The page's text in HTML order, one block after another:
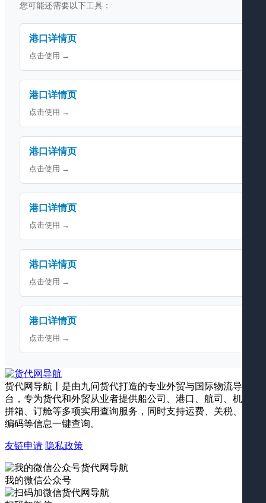
您可能还需要以下工具：
港口详情页
点击使用 →
港口详情页
点击使用 →
港口详情页
点击使用 →
港口详情页
点击使用 →
港口详情页
点击使用 →
港口详情页
点击使用 →
货代网导航丨是由九问货代打造的专业外贸与国际物流导航平
台，专为货代和外贸从业者提供船公司、港口、航司、机场、
拼箱、订舱等多项实用查询服务，同时支持运费、关税、海关
编码等信息一键查询。
友链申请 隐私政策
我的微信公众号